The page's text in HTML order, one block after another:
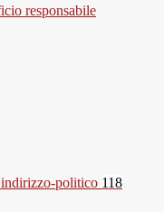
responsabile
politico 118